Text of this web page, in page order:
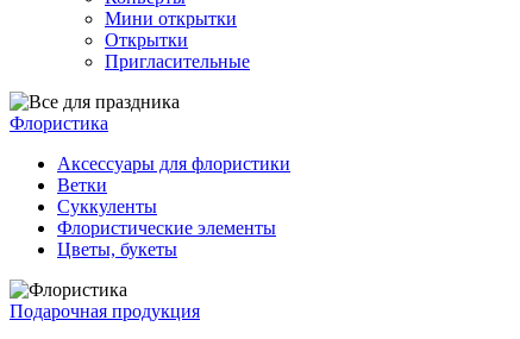
Мини открытки
Открытки
Пригласительные
Флористика
Аксессуары для флористики
Ветки
Суккуленты
Флористические элементы
Цветы, букеты
Подарочная продукция